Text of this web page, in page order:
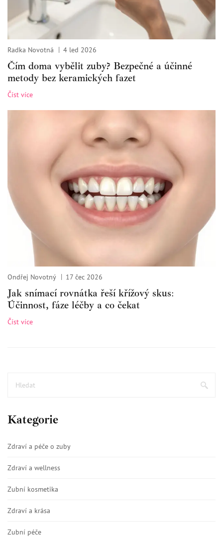
Radka Novotná 4 led 2026
Čím doma vybělit zuby? Bezpečné a účinné
metody bez keramických fazet
Číst více
Ondřej Novotný 17 čec 2026
Jak snímací rovnátka řeší křížový skus:
Účinnost, fáze léčby a co čekat
Číst více
Kategorie
Zdraví a péče o zuby
Zdraví a wellness
Zubní kosmetika
Zdraví a krása
Zubní péče